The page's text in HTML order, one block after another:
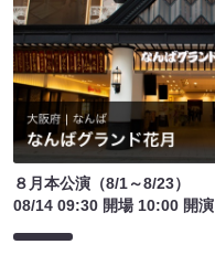
８月本公演（8/1～8/23）
08/14 09:30 開場 10:00 開演